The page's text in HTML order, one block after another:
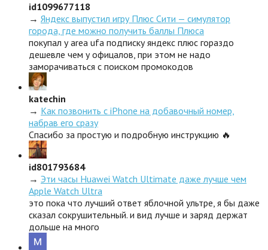
id1099677118
→ Яндекс выпустил игру Плюс Сити — симулятор
города, где можно получить баллы Плюса
покупал у area ufa подписку яндекс плюс гораздо
дешевле чем у офицалов, при этом не надо
заморачиваться с поиском промокодов
katechin
→ Как позвонить с iPhone на добавочный номер,
набрав его сразу
Спасибо за простую и подробную инструкцию 🔥
id801793684
→ Эти часы Huawei Watch Ultimate даже лучше чем
Apple Watch Ultra
это пока что лучший ответ яблочной ультре, я бы даже
сказал сокрушительный. и вид лучше и заряд держат
дольше на много